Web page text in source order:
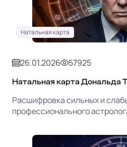
Натальная карта
26.01.2026 57925
Натальная карта Дональда
Расшифровка сильных и
профессионального